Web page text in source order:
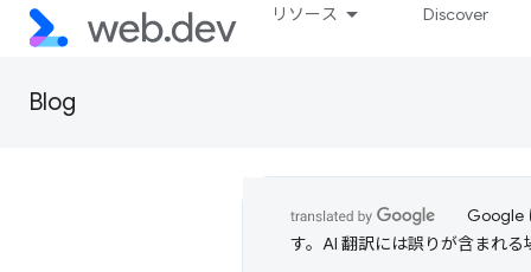
リソース Discover
Blog
Google
す。AI 翻訳には誤りが含まれる